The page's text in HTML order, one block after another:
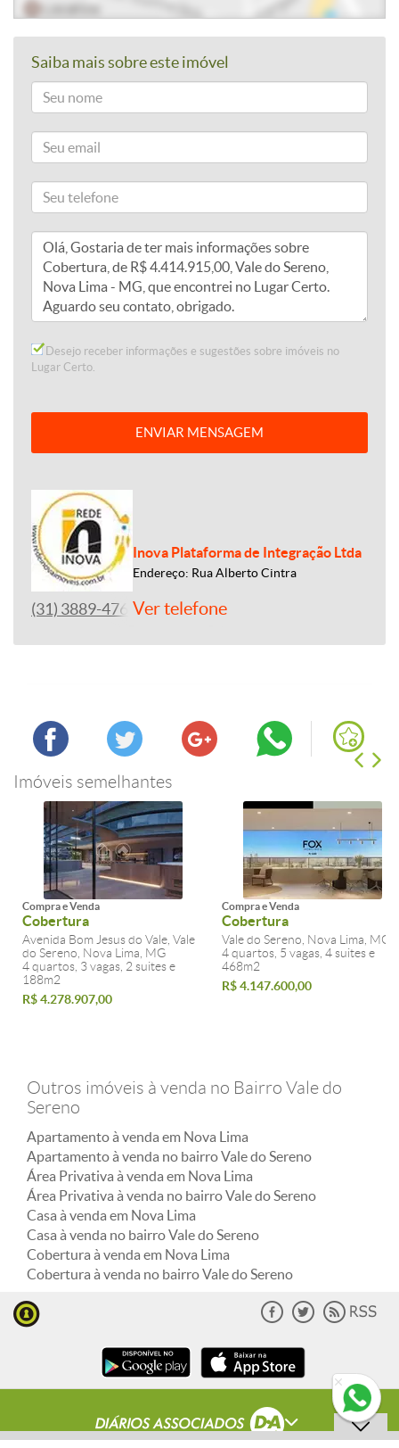
Saiba mais sobre este imóvel
Desejo receber informações e sugestões sobre imóveis no
Lugar Certo.
ENVIAR MENSAGEM
Inova Plataforma de Integração Ltda
Endereço: Rua Alberto Cintra
(31) 3889-4765Ver telefone
Imóveis semelhantes
Compra e Venda
Cobertura
Avenida Bom Jesus do Vale, Vale
do Sereno, Nova Lima, MG
4 quartos, 3 vagas, 2 suites e
188m2
R$ 4.278.907,00
Compra e Venda
Cobertura
Vale do Sereno, Nova Lima, MG
4 quartos, 5 vagas, 4 suites e
468m2
R$ 4.147.600,00
Outros imóveis à venda no Bairro Vale do
Sereno
Apartamento à venda em Nova Lima
Apartamento à venda no bairro Vale do Sereno
Área Privativa à venda em Nova Lima
Área Privativa à venda no bairro Vale do Sereno
Casa à venda em Nova Lima
Casa à venda no bairro Vale do Sereno
Cobertura à venda em Nova Lima
Cobertura à venda no bairro Vale do Sereno